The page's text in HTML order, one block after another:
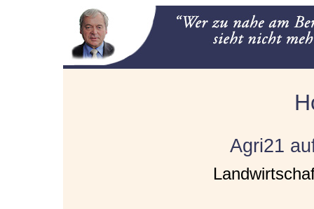
Agri21